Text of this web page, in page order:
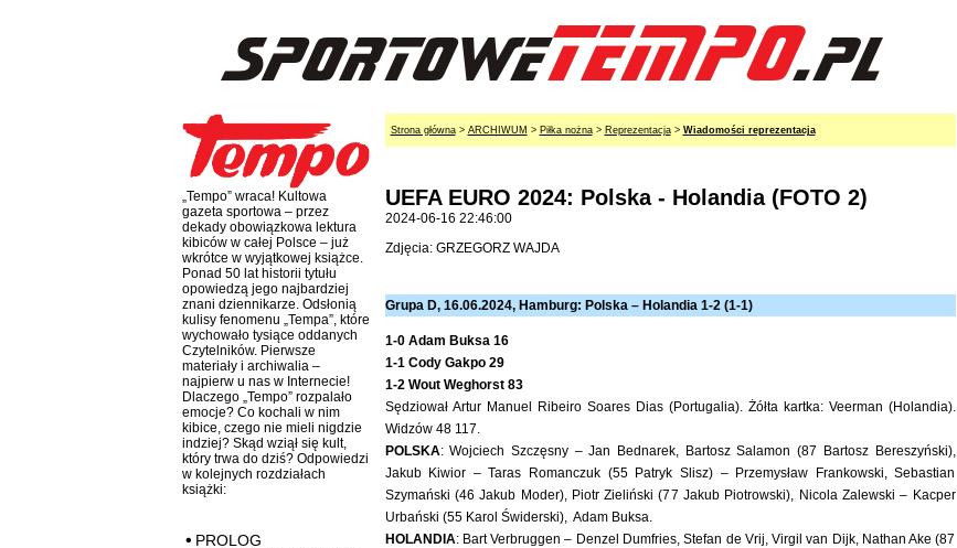
„Tempo” wraca! Kultowa
gazeta sportowa – przez
dekady obowiązkowa lektura
kibiców w całej Polsce – już
wkrótce w wyjątkowej książce.
Ponad 50 lat historii tytułu
opowiedzą jego najbardziej
znani dziennikarze. Odsłonią
kulisy fenomenu „Tempa”, które
wychowało tysiące oddanych
Czytelników. Pierwsze
materiały i archiwalia –
najpierw u nas w Internecie!
Dlaczego „Tempo” rozpalało
emocje? Co kochali w nim
kibice, czego nie mieli nigdzie
indziej? Skąd wziął się kult,
który trwa do dziś? Odpowiedzi
w kolejnych rozdziałach
książki:
PROLOG
Strona główna> ARCHIWUM > Piłka nożna> Reprezentacja> Wiadomości reprezentacja
UEFA EURO 2024: Polska - Holandia (FOTO 2)
2024-06-16 22:46:00
Zdjęcia: GRZEGORZ WAJDA
Grupa D, 16.06.2024, Hamburg: Polska – Holandia 1-2 (1-1)
1-0 Adam Buksa 16
1-1 Cody Gakpo 29
1-2 Wout Weghorst 83
Sędziował Artur Manuel Ribeiro Soares Dias (Portugalia). Żółta kartka: Veerman (Holandia).
Widzów 48 117.
POLSKA: Wojciech Szczęsny – Jan Bednarek, Bartosz Salamon (87 Bartosz Bereszyński),
Jakub Kiwior – Taras Romanczuk (55 Patryk Slisz) – Przemysław Frankowski, Sebastian
Szymański (46 Jakub Moder), Piotr Zieliński (77 Jakub Piotrowski), Nicola Zalewski – Kacper
Urbański (55 Karol Świderski), Adam Buksa.
HOLANDIA: Bart Verbruggen – Denzel Dumfries, Stefan de Vrij, Virgil van Dijk, Nathan Ake (87